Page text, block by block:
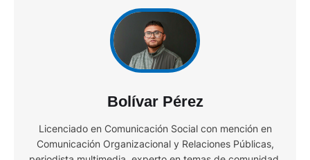
Bolívar Pérez
Licenciado en Comunicación Social con mención en
Comunicación Organizacional y Relaciones Públicas,